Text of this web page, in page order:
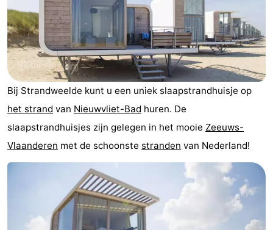
Hotels
Vakantiehuizen
-
Bad
Meersee
-
Beach
-
Cadzand
Hoogduin
Bij Strandweelde kunt u een uniek slaapstrandhuisje op
het strand van Nieuwvliet-Bad huren. De
slaapstrandhuisjes zijn gelegen in het mooie Zeeuws-
Vlaanderen met de schoonste stranden van Nederland!